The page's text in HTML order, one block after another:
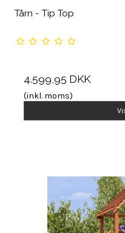
Tårn - Tip Top
4.599,95 DKK
(inkl. moms)